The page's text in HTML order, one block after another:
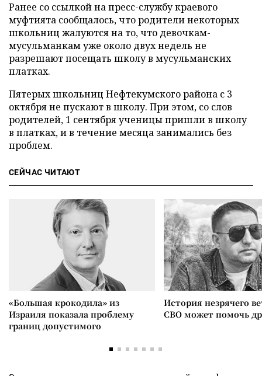
Ранее со ссылкой на пресс-службу краевого
муфтията сообщалось, что родители некоторых
школьниц жалуются на то, что девочкам-
мусульманкам уже около двух недель не
разрешают посещать школу в мусульманских
платках.
Пятерых школьниц Нефтекумского района с 3
октября не пускают в школу. При этом, со слов
родителей, 1 сентября ученицы пришли в школу
в платках, и в течение месяца занимались без
проблем.
СЕЙЧАС ЧИТАЮТ
«Большая крокодила» из
Израиля показала проблему
границ допустимого
История незрячего
СВО может помочь